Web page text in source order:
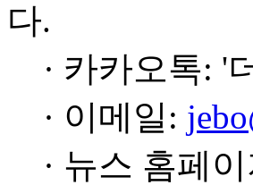
다.
· 카카오톡: '
· 이메일:
· 뉴스 홈페